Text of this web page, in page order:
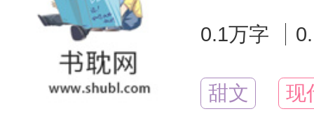
0.1万字
甜文 现